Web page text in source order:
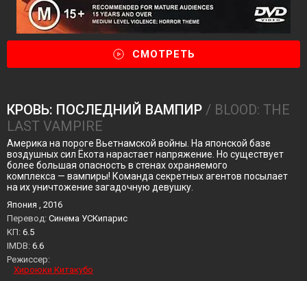
СМОТРЕТЬ
КРОВЬ: ПОСЛЕДНИЙ ВАМПИР / BLOOD: THE
LAST VAMPIRE
Америка на пороге Вьетнамской войны. На японской базе
воздушных сил Ёкота нарастает напряжение. Но существует
более большая опасность в стенах охраняемого
комплекса — вампиры! Команда секретных агентов посылает
на их уничтожение загадочную девушку.
Япония , 2016
Перевод: Синема УСКипарис
KП: 6.5
IMDB: 6.6
Режиссер:
Хироюки Китакубо